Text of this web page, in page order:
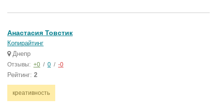
Анастасия Товстик
Копирайтинг
Днепр
Отзывы: +0 / 0 / -0
Рейтинг: 2
креативность